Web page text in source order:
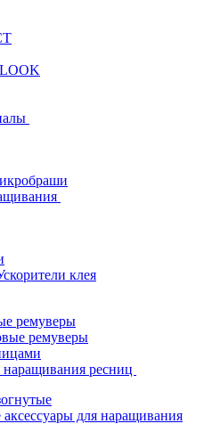
клея
ремуверы
ремуверы
ресниц
для наращивания